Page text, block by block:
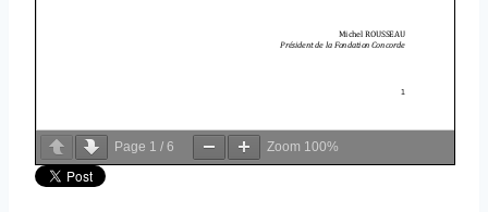
Page 1 / 6 Zoom 100%